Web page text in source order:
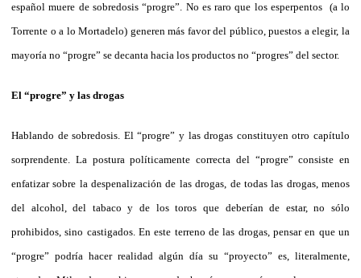
español muere de sobredosis “progre”. No es raro que los esperpentos (a lo
Torrente o a lo Mortadelo) generen más favor del público, puestos a elegir, la
mayoría no “progre” se decanta hacia los productos no “progres” del sector.
El “progre” y las drogas
Hablando de sobredosis. El “progre” y las drogas constituyen otro capítulo
sorprendente. La postura políticamente correcta del “progre” consiste en
enfatizar sobre la despenalización de las drogas, de todas las drogas, menos
del alcohol, del tabaco y de los toros que deberían de estar, no sólo
prohibidos, sino castigados. En este terreno de las drogas, pensar en que un
“progre” podría hacer realidad algún día su “proyecto” es, literalmente,